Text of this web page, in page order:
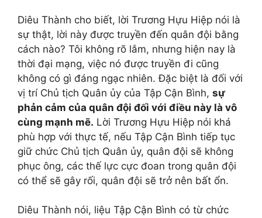
Diêu Thành cho biết, lời Trương Hựu Hiệp nói là
sự thật, lời này được truyền đến quân đội bằng
cách nào? Tôi không rõ lắm, nhưng hiện nay là
thời đại mạng, việc nó được truyền đi cũng
không có gì đáng ngạc nhiên. Đặc biệt là đối với
vị trí Chủ tịch Quân ủy của Tập Cận Bình, sự
phản cảm của quân đội đối với điều này là vô
cùng mạnh mẽ. Lời Trương Hựu Hiệp nói khá
phù hợp với thực tế, nếu Tập Cận Bình tiếp tục
giữ chức Chủ tịch Quân ủy, quân đội sẽ không
phục ông, các thế lực cực đoan trong quân đội
có thể sẽ gây rối, quân đội sẽ trở nên bất ổn.
Diêu Thành nói, liệu Tập Cận Bình có từ chức